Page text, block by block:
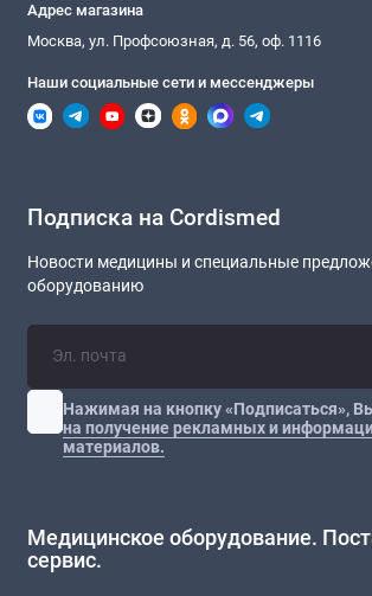
Адрес магазина
Москва, ул. Профсоюзная, д. 56, оф. 1116
Наши социальные сети и мессенджеры
Подписка на Cordismed
Новости медицины и специальные
оборудованию
Нажимая на кнопку «Подписаться»,
на получение рекламных и
материалов.
Медицинское оборудование.
сервис.